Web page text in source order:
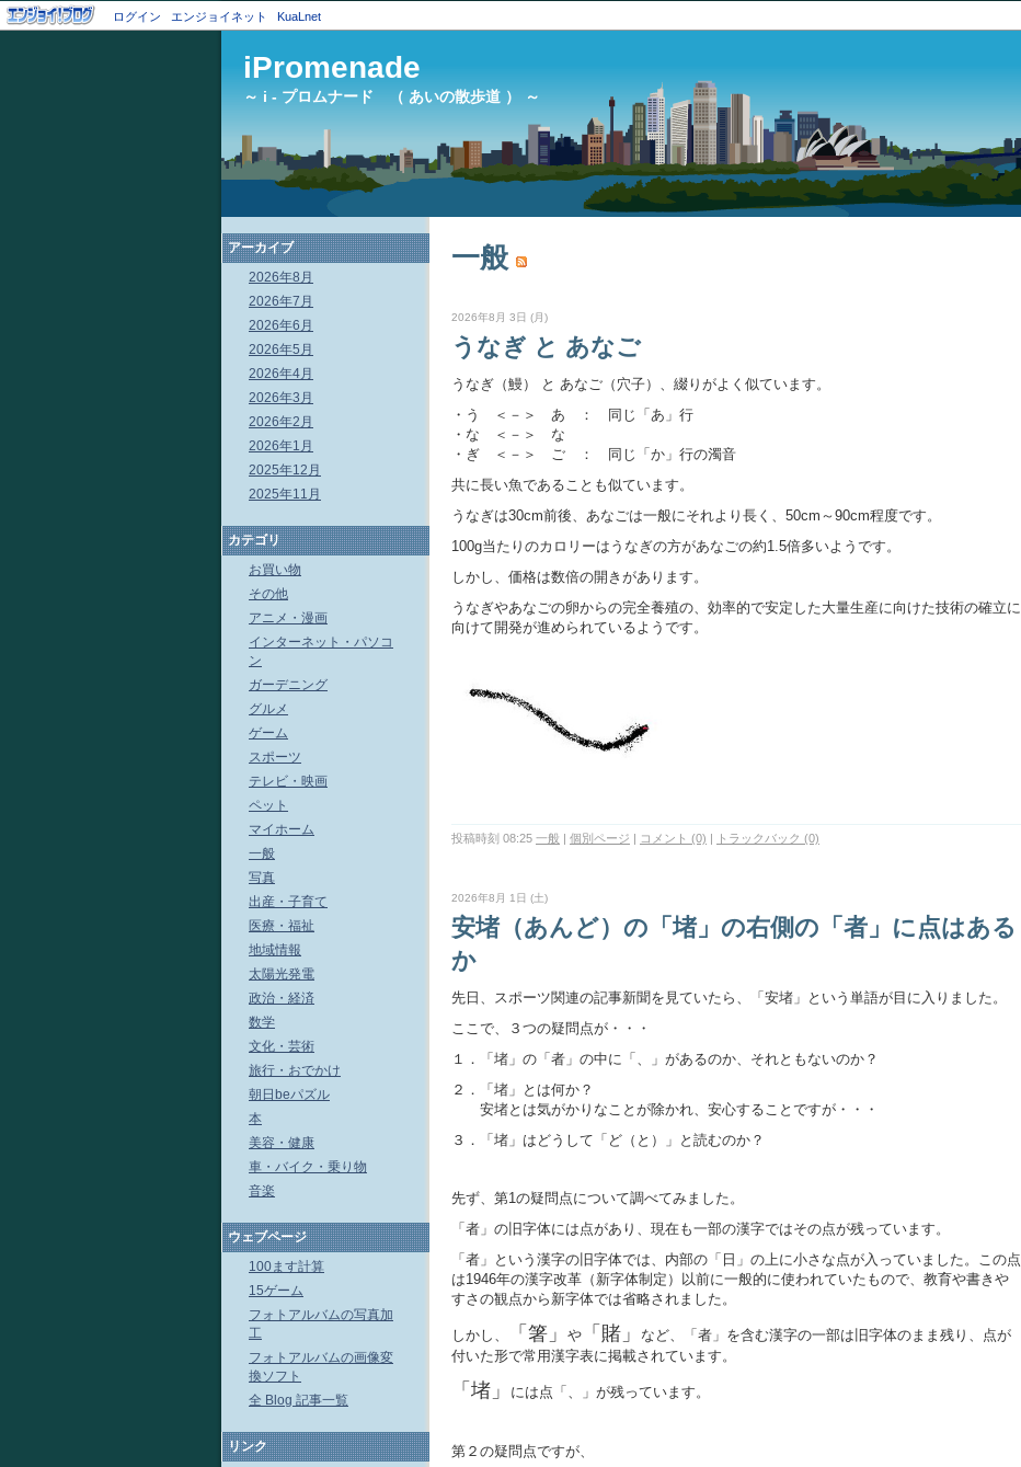
ログイン エンジョイネット KuaLnet
iPromenade
～ i - プロムナード （ あいの散歩道 ） ～
アーカイブ
2026年8月
2026年7月
2026年6月
2026年5月
2026年4月
2026年3月
2026年2月
2026年1月
2025年12月
2025年11月
カテゴリ
お買い物
その他
アニメ・漫画
インターネット・パソコ
ン
ガーデニング
グルメ
ゲーム
スポーツ
テレビ・映画
ペット
マイホーム
一般
写真
出産・子育て
医療・福祉
地域情報
太陽光発電
政治・経済
数学
文化・芸術
旅行・おでかけ
朝日beパズル
本
美容・健康
車・バイク・乗り物
音楽
ウェブページ
100ます計算
15ゲーム
フォトアルバムの写真加
工
フォトアルバムの画像変
換ソフト
全 Blog 記事一覧
リンク
一般
2026年8月 3日 (月)
うなぎ と あなご
うなぎ（鰻） と あなご（穴子）、綴りがよく似ています。
・う ＜－＞ あ ： 同じ「あ」行
・な ＜－＞ な
・ぎ ＜－＞ ご ： 同じ「か」行の濁音
共に長い魚であることも似ています。
うなぎは30cm前後、あなごは一般にそれより長く、50cm～90cm程度です。
100g当たりのカロリーはうなぎの方があなごの約1.5倍多いようです。
しかし、価格は数倍の開きがあります。
うなぎやあなごの卵からの完全養殖の、効率的で安定した大量生産に向けた技術の確立に
向けて開発が進められているようです。
投稿時刻 08:25 一般 | 個別ページ | コメント (0) | トラックバック (0)
2026年8月 1日 (土)
安堵（あんど）の「堵」の右側の「者」に点はある
か
先日、スポーツ関連の記事新聞を見ていたら、「安堵」という単語が目に入りました。
ここで、３つの疑問点が・・・
１．「堵」の「者」の中に「、」があるのか、それともないのか？
２．「堵」とは何か？
安堵とは気がかりなことが除かれ、安心することですが・・・
３．「堵」はどうして「ど（と）」と読むのか？
先ず、第1の疑問点について調べてみました。
「者」の旧字体には点があり、現在も一部の漢字ではその点が残っています。
「者」という漢字の旧字体では、内部の「日」の上に小さな点が入っていました。この点
は1946年の漢字改革（新字体制定）以前に一般的に使われていたもので、教育や書きや
すさの観点から新字体では省略されました。
しかし、 「箸」 や 「賭」
など、「者」を含む漢字の一部は旧字体のまま残り、点が
付いた形で常用漢字表に掲載されています。
「堵」 には点「、」が残っています。
第２の疑問点ですが、